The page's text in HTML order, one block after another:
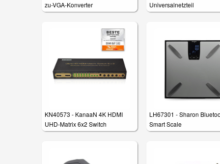
zu-VGA-Konverter
Universalnetzteil
KN40573 - KanaaN 4K HDMI
UHD-Matrix 6x2 Switch
LH67301 - Sharon
Smart Scale
Körperanalysewaage für